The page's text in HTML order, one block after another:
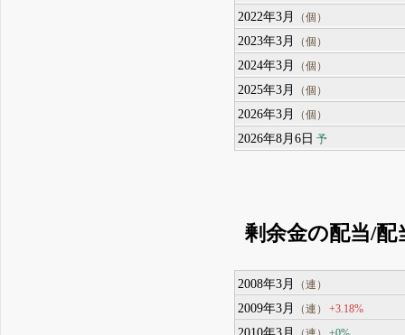
2022年3月 （個）
2023年3月 （個）
2024年3月 （個）
2025年3月 （個）
2026年3月 （個）
2026年8月6日 予
剰余金の配当/配
2008年3月 （連）
2009年3月 （連） +3.18%
2010年3月 （連）